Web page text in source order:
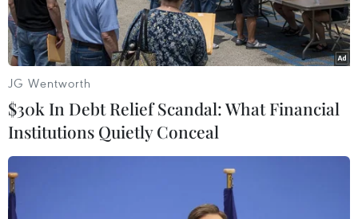
JG Wentworth
$30k In Debt Relief Scandal: What Financial
Institutions Quietly Conceal